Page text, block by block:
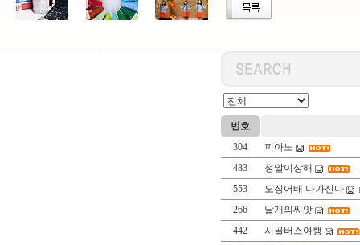
번호
304
피아노
483
정말이상해
553
오징어배 나가신다
266
날개의씨앗
442
시골버스여행